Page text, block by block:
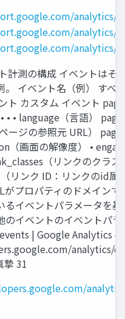
analytics/
analytics/
analytics/
計測の構成 イベントはそ
。 イベント名（例） すべ
ト カスタム イベント
• • • language（言語）
ージの参照元 URL）
（画面の解像度） •
（リンクのク
リンク ID：リンクのid
がプロパティのドメイン
るイベントパラメータを
のイベントのイベントパ
| Google Analytics
analytics/
摯 31